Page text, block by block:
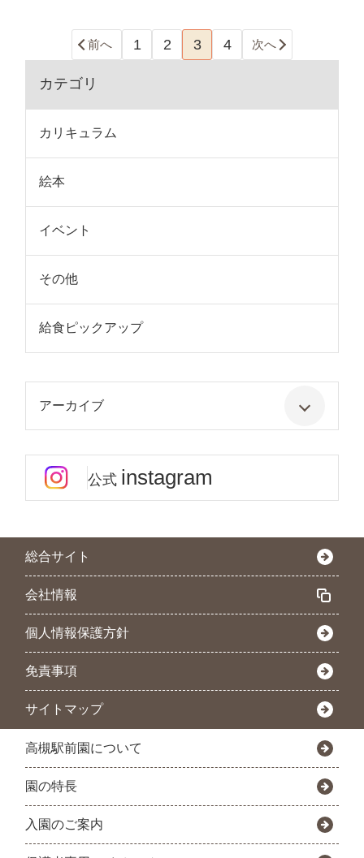
前へ 1 2 3 4 次へ
カテゴリ
カリキュラム
絵本
イベント
その他
給食ピックアップ
アーカイブ
公式 instagram
総合サイト
会社情報
個人情報保護方針
免責事項
サイトマップ
高槻駅前園について
園の特長
入園のご案内